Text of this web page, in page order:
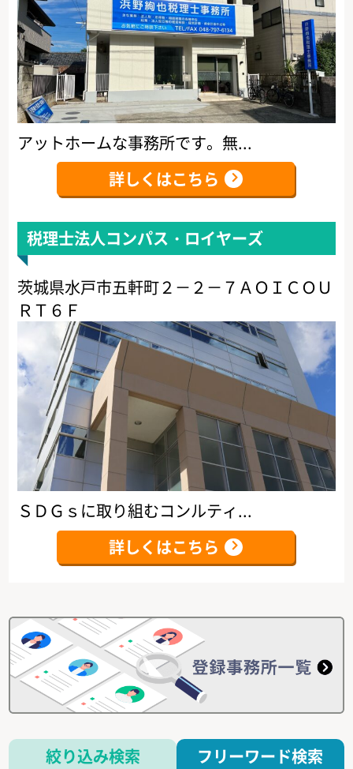
アットホームな事務所です。無...
詳しくはこちら
税理士法人コンパス・ロイヤーズ
茨城県水戸市五軒町２－２－７ＡＯＩＣＯＵ
ＲＴ６Ｆ
ＳＤＧｓに取り組むコンルティ...
詳しくはこちら
絞り込み検索 フリーワード検索